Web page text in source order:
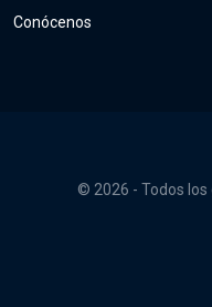
Conócenos
© 2026 - Todos los